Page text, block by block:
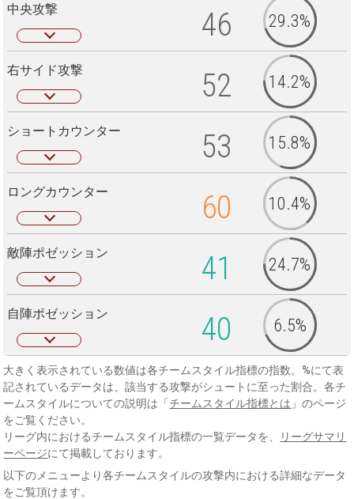
中央攻撃 46 29.3%
右サイド攻撃 52 14.2%
ショートカウンター 53 15.8%
ロングカウンター 60 10.4%
敵陣ポゼッション 41 24.7%
自陣ポゼッション 40 6.5%
大きく表示されている数値は各チームスタイル指標の指数。%にて表
記されているデータは、該当する攻撃がシュートに至った割合。各チ
ームスタイルについての説明は「 チームスタイル指標とは 」のページ
をご覧ください。
リーグ内におけるチームスタイル指標の一覧データを、
リーグサマリ
ーページにて掲載しております。
以下のメニューより各チームスタイルの攻撃内における詳細なデータ
をご覧頂けます。